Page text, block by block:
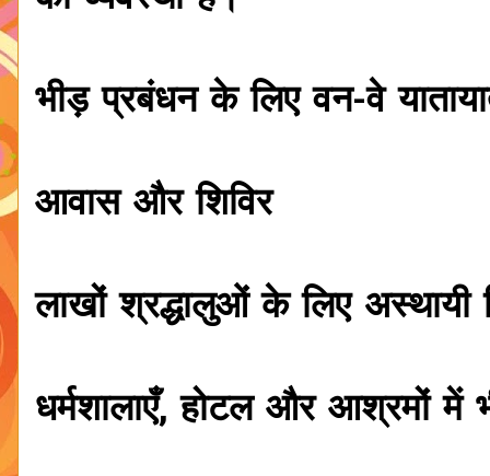
भीड़ प्रबंधन के लिए वन-वे
आवास और शिविर
लाखों श्रद्धालुओं के लिए अस्थायी
धर्मशालाएँ, होटल और आश्रमों में